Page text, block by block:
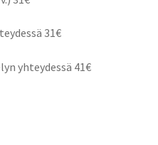
31€
yhteydessä 41€